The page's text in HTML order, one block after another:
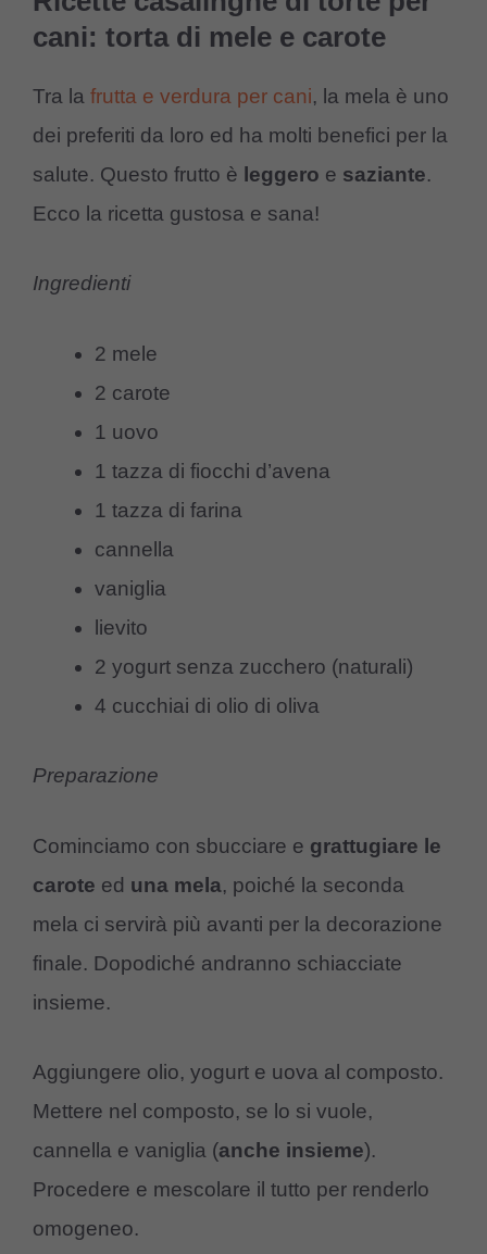
cani: torta di mele e carote
Tra la frutta e verdura per cani, la mela è uno
dei preferiti da loro ed ha molti benefici per la
salute. Questo frutto è leggero e saziante.
Ecco la ricetta gustosa e sana!
Ingredienti
2 mele
2 carote
1 uovo
1 tazza di fiocchi d’avena
1 tazza di farina
cannella
vaniglia
lievito
2 yogurt senza zucchero (naturali)
4 cucchiai di olio di oliva
Preparazione
Cominciamo con sbucciare e grattugiare le
carote ed una mela, poiché la seconda
mela ci servirà più avanti per la decorazione
finale. Dopodiché andranno schiacciate
insieme.
Aggiungere olio, yogurt e uova al composto.
Mettere nel composto, se lo si vuole,
cannella e vaniglia (anche insieme).
Procedere e mescolare il tutto per renderlo
omogeneo.